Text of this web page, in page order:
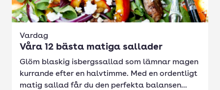
Vardag
Våra 12 bästa matiga sallader
Glöm blaskig isbergssallad som lämnar magen
kurrande efter en halvtimme. Med en ordentligt
matig sallad får du den perfekta balansen...